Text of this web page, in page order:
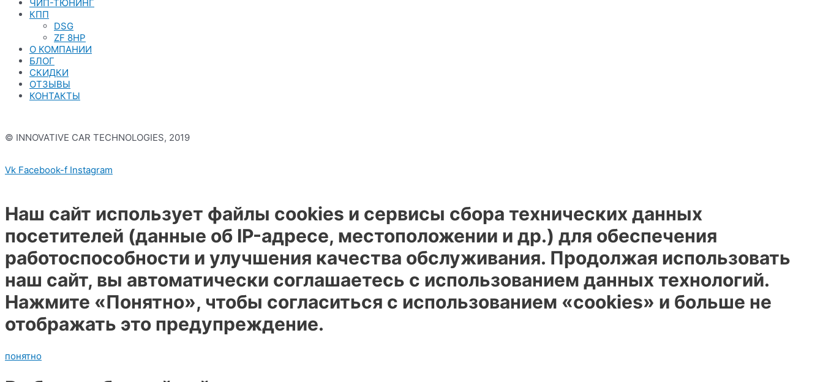
ЧИП-ТЮНИНГ
КПП
DSG
ZF 8HP
О КОМПАНИИ
БЛОГ
СКИДКИ
ОТЗЫВЫ
КОНТАКТЫ
© INNOVATIVE CAR TECHNOLOGIES, 2019
Vk Facebook-f Instagram
Наш сайт использует файлы cookies и сервисы сбора технических данных
посетителей (данные об IP-адресе, местоположении и др.) для обеспечения
работоспособности и улучшения качества обслуживания. Продолжая использовать
наш сайт, вы автоматически соглашаетесь с использованием данных технологий.
Нажмите «Понятно», чтобы согласиться с использованием «cookies» и больше не
отображать это предупреждение.
понятно